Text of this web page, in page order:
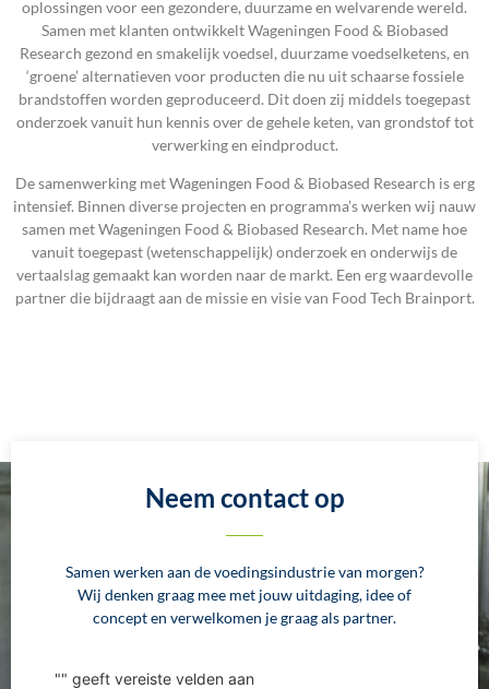
oplossingen voor een gezondere, duurzame en welvarende wereld.
Samen met klanten ontwikkelt Wageningen Food & Biobased
Research gezond en smakelijk voedsel, duurzame voedselketens, en
‘groene’ alternatieven voor producten die nu uit schaarse fossiele
brandstoffen worden geproduceerd. Dit doen zij middels toegepast
onderzoek vanuit hun kennis over de gehele keten, van grondstof tot
verwerking en eindproduct.
De samenwerking met Wageningen Food & Biobased Research is erg
intensief. Binnen diverse projecten en programma’s werken wij nauw
samen met Wageningen Food & Biobased Research. Met name hoe
vanuit toegepast (wetenschappelijk) onderzoek en onderwijs de
vertaalslag gemaakt kan worden naar de markt. Een erg waardevolle
partner die bijdraagt aan de missie en visie van Food Tech Brainport.
Neem contact op
Samen werken aan de voedingsindustrie van morgen?
Wij denken graag mee met jouw uitdaging, idee of
concept en verwelkomen je graag als partner.
"" geeft vereiste velden aan